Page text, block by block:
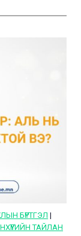
БҮРТГЭЛ |
ТАЙЛАН